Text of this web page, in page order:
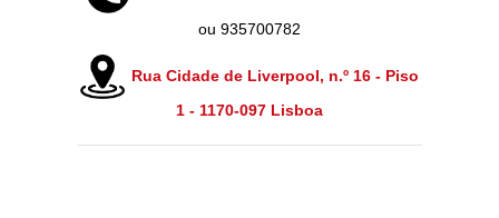
ou 935700782
Rua Cidade de Liverpool, n.º 16 - Piso
1 - 1170-097 Lisboa